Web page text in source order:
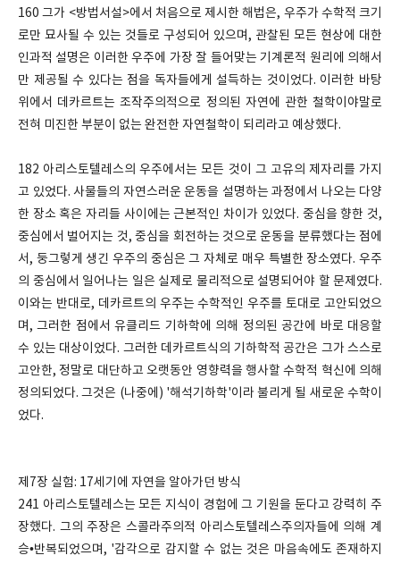
160 그가 <방법서설>에서 처음으로 제시한 해법은, 우주가 수학적 크기
로만 묘사될 수 있는 것들로 구성되어 있으며, 관찰된 모든 현상에 대한
인과적 설명은 이러한 우주에 가장 잘 들어맞는 기계론적 원리에 의해서
만 제공될 수 있다는 점을 독자들에게 설득하는 것이었다. 이러한 바탕
위에서 데카르트는 조작주의적으로 정의된 자연에 관한 철학이야말로
전혀 미진한 부분이 없는 완전한 자연철학이 되리라고 예상했다.
182 아리스토텔레스의 우주에서는 모든 것이 그 고유의 제자리를 가지
고 있었다. 사물들의 자연스러운 운동을 설명하는 과정에서 나오는 다양
한 장소 혹은 자리들 사이에는 근본적인 차이가 있었다. 중심을 향한 것,
중심에서 벌어지는 것, 중심을 회전하는 것으로 운동을 분류했다는 점에
서, 둥그렇게 생긴 우주의 중심은 그 자체로 매우 특별한 장소였다. 우주
의 중심에서 일어나는 일은 실제로 물리적으로 설명되어야 할 문제였다.
이와는 반대로, 데카르트의 우주는 수학적인 우주를 토대로 고안되었으
며, 그러한 점에서 유클리드 기하학에 의해 정의된 공간에 바로 대응할
수 있는 대상이었다. 그러한 데카르트식의 기하학적 공간은 그가 스스로
고안한, 정말로 대단하고 오랫동안 영향력을 행사할 수학적 혁신에 의해
정의되었다. 그것은 (나중에) '해석기하학'이라 불리게 될 새로운 수학이
었다.
제7장 실험: 17세기에 자연을 알아가던 방식
241 아리스토텔레스는 모든 지식이 경험에 그 기원을 둔다고 강력히 주
장했다. 그의 주장은 스콜라주의적 아리스토텔레스주의자들에 의해 계
승•반복되었으며, '감각으로 감지할 수 없는 것은 마음속에도 존재하지